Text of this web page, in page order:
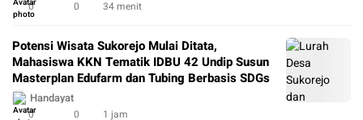
0 0 34 menit
Potensi Wisata Sukorejo Mulai Ditata,
Mahasiswa KKN Tematik IDBU 42 Undip Susun
Masterplan Edufarm dan Tubing Berbasis SDGs
Handayat
0 0 1 jam